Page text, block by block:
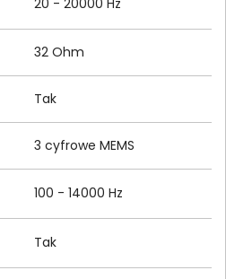
32 Ohm
Tak
3 cyfrowe MEMS
100 - 14000 Hz
Tak